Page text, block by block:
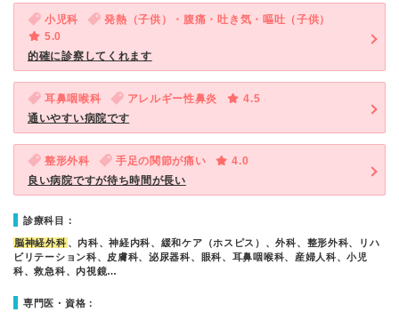
小児科
発熱（子供）・腹痛・吐き気・嘔吐（子供）
5.0
的確に診察してくれます
耳鼻咽喉科 アレルギー性鼻炎
4.5
通いやすい病院です
整形外科 手足の関節が痛い
4.0
良い病院ですが待ち時間が長い
診療科目：
脳神経外科 、内科、神経内科、緩和ケア（ホスピス）、外科、整形外科、リハ
ビリテーション科、皮膚科、泌尿器科、眼科、耳鼻咽喉科、産婦人科、小児
科、救急科、内視鏡…
専門医・資格：